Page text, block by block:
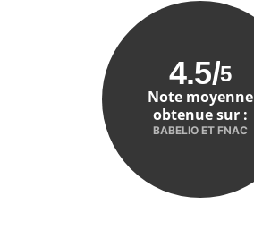
4.5/5
Note moyenne
obtenue sur :
BABELIO ET FNAC